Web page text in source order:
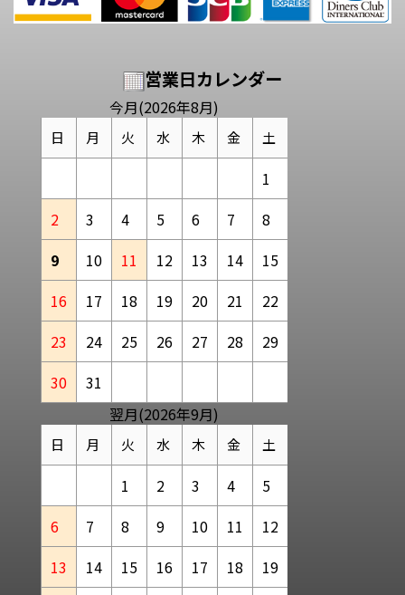
営業日カレンダー
今月(2026年8月)
日 月 火 水 木 金 土
1
2
3 4 5 6 7
8
9
10 11 12 13 14
15
16
17 18 19 20 21
22
23
24 25 26 27 28
29
30
31
翌月(2026年9月)
日 月 火 水 木 金 土
1 2 3 4
5
6
7 8 9 10 11
12
13
14 15 16 17 18 19